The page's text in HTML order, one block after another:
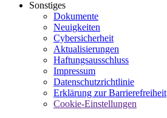
Sonstiges
Dokumente
Neuigkeiten
Cybersicherheit
Aktualisierungen
Haftungsausschluss
Impressum
Datenschutzrichtlinie
Erklärung zur Barrierefreiheit
Cookie-Einstellungen